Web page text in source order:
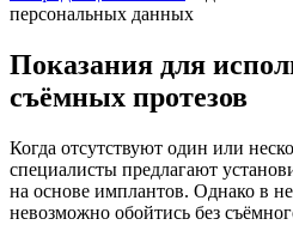
персональных данных
Показания для
съёмных протезов
Когда отсутствуют один или
специалисты предлагают
на основе имплантов. Однако в
невозможно обойтись без